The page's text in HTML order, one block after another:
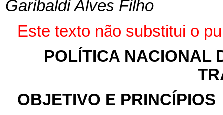
Garibaldi Alves Filho
Este texto não substitui o
POLÍTICA NACIONAL
OBJETIVO E PRINCÍPIOS